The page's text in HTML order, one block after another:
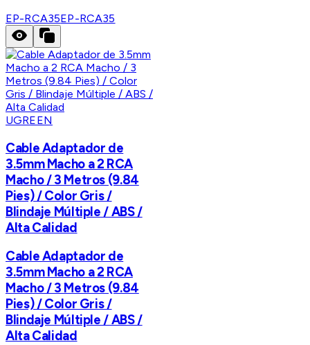
EP-RCA35EP-RCA35
UGREEN
Cable Adaptador de
3.5mm Macho a 2 RCA
Macho / 3 Metros (9.84
Pies) / Color Gris /
Blindaje Múltiple / ABS /
Alta Calidad
Cable Adaptador de
3.5mm Macho a 2 RCA
Macho / 3 Metros (9.84
Pies) / Color Gris /
Blindaje Múltiple / ABS /
Alta Calidad